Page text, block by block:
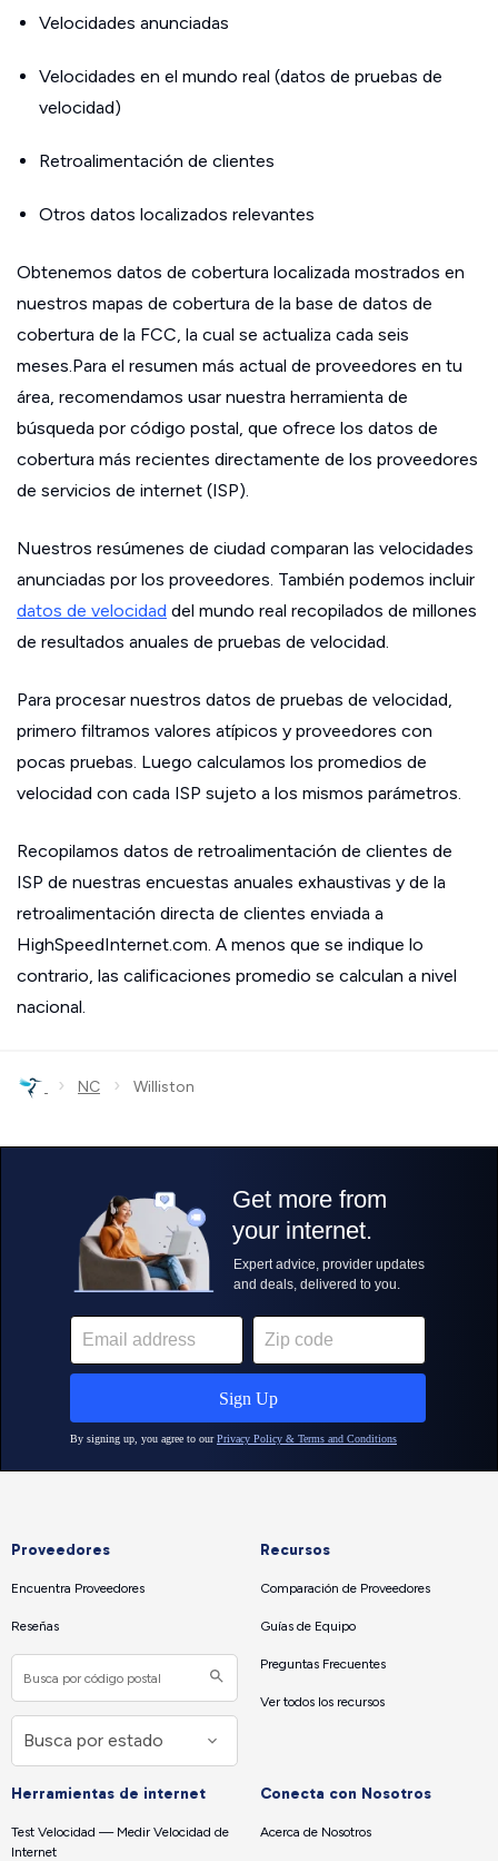
Velocidades anunciadas
Velocidades en el mundo real (datos de pruebas de
velocidad)
Retroalimentación de clientes
Otros datos localizados relevantes
Obtenemos datos de cobertura localizada mostrados en
nuestros mapas de cobertura de la base de datos de
cobertura de la FCC, la cual se actualiza cada seis
meses.Para el resumen más actual de proveedores en tu
área, recomendamos usar nuestra herramienta de
búsqueda por código postal, que ofrece los datos de
cobertura más recientes directamente de los proveedores
de servicios de internet (ISP).
Nuestros resúmenes de ciudad comparan las velocidades
anunciadas por los proveedores. También podemos incluir
datos de velocidad del mundo real recopilados de millones
de resultados anuales de pruebas de velocidad.
Para procesar nuestros datos de pruebas de velocidad,
primero filtramos valores atípicos y proveedores con
pocas pruebas. Luego calculamos los promedios de
velocidad con cada ISP sujeto a los mismos parámetros.
Recopilamos datos de retroalimentación de clientes de
ISP de nuestras encuestas anuales exhaustivas y de la
retroalimentación directa de clientes enviada a
HighSpeedInternet.com. A menos que se indique lo
contrario, las calificaciones promedio se calculan a nivel
nacional.
› NC › Williston
Proveedores
Encuentra Proveedores
Reseñas
Recursos
Comparación de Proveedores
Guías de Equipo
Preguntas Frecuentes
Ver todos los recursos
Herramientas de internet
Test Velocidad — Medir Velocidad de
Internet
Conecta con Nosotros
Acerca de Nosotros